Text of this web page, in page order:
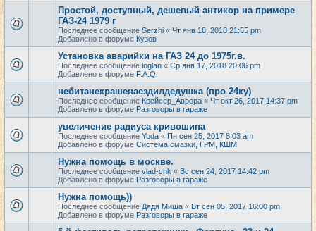
Простой, доступный, дешевый антикор на примере
ГАЗ-24 1979 г
Последнее сообщение Serzhi « Чт янв 18, 2018 21:55 pm
Добавлено в форуме Кузов
Установка аварийки на ГАЗ 24 до 1975г.в.
Последнее сообщение loglan « Ср янв 17, 2018 20:06 pm
Добавлено в форуме F.A.Q.
небитанекрашенаездилдедушка (про 24ку)
Последнее сообщение Крейсер_Аврора « Чт окт 26, 2017 14:37 pm
Добавлено в форуме Разговоры в гараже
увеличение радиуса кривошипа
Последнее сообщение Yoda « Пн сен 25, 2017 8:03 am
Добавлено в форуме Система смазки, ГРМ, КШМ
Нужна помощь в москве.
Последнее сообщение vlad-chk « Вс сен 24, 2017 14:42 pm
Добавлено в форуме Разговоры в гараже
Нужна помощь))
Последнее сообщение Дядя Миша « Вт сен 05, 2017 16:00 pm
Добавлено в форуме Разговоры в гараже